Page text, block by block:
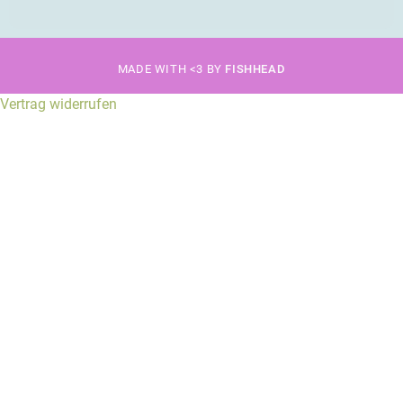
MADE WITH <3 BY FISHHEAD
Vertrag widerrufen